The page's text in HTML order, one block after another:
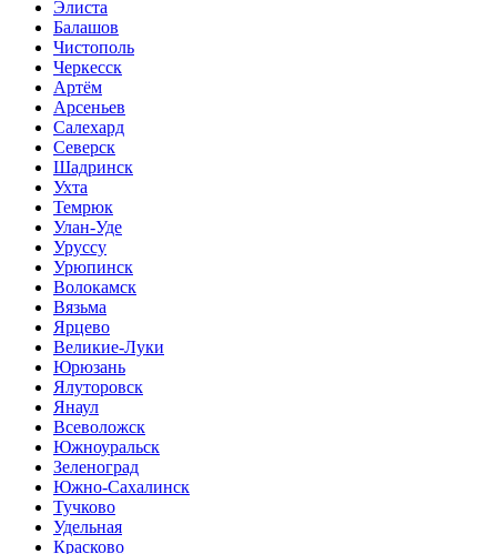
Элиста
Балашов
Чистополь
Черкесск
Артём
Арсеньев
Салехард
Северск
Шадринск
Ухта
Темрюк
Улан-Уде
Уруссу
Урюпинск
Волокамск
Вязьма
Ярцево
Великие-Луки
Юрюзань
Ялуторовск
Янаул
Всеволожск
Южноуральск
Зеленоград
Южно-Сахалинск
Тучково
Удельная
Красково